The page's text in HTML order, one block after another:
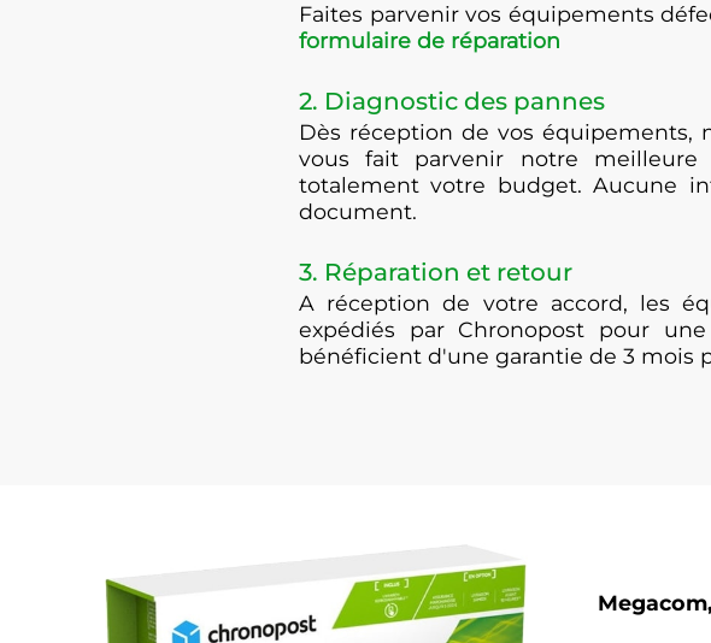
Faites parvenir vos équipements
formulaire de réparation
2. Diagnostic des pannes
Dès réception de vos
vous fait parvenir notre meilleure
totalement votre budget. Aucune
document.
3. Réparation et retour
A réception de votre accord, les
expédiés par Chronopost pour
bénéficient d'une garantie de 3 mois